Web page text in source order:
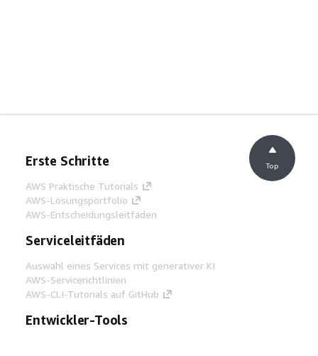
Erste Schritte
AWS Praktische Tutorials
AWS-Lösungsportfolio
AWS-Entscheidungsleitfäden
Serviceleitfäden
Auswahl eines Services mit generativer KI
AWS-Servicerichtlinien
AWS-CLI-Tutorials auf GitHub
Entwickler-Tools
Top